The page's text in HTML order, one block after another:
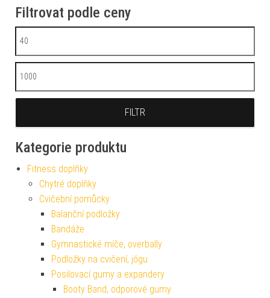
Filtrovat podle ceny
Minimální cena
Maximální cena
FILTR
Kategorie produktu
Fitness doplňky
Chytré doplňky
Cvičební pomůcky
Balanční podložky
Bandáže
Gymnastické míče, overbally
Podložky na cvičení, jógu
Posilovací gumy a expandery
Booty Band, odporové gumy